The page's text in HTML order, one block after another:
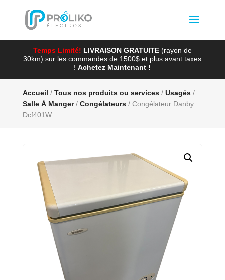
Temps Limité! LIVRAISON GRATUITE (rayon de
30km) sur les commandes de 1500$ et plus avant taxes
!Achetez Maintenant !
Accueil / Tous nos produits ou services/ Usagés/
Salle À Manger/ Congélateurs/ Congélateur Danby
Dcf401W